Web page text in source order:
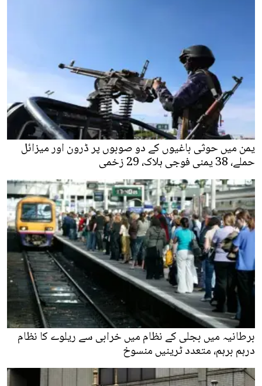
یمن میں حوثی باغیوں کے دو صوبوں پر ڈرون اور میزائل
حملے، 38 یمنی فوجی ہلاک، 29 زخمی
برطانیہ میں بجلی کے نظام میں خرابی سے ریلوے کا نظام
درہم برہم، متعدد ٹرینیں منسوخ